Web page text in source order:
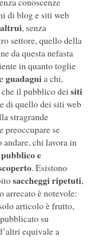
di blog e siti web
, senza
settore, quello della
da questa nefasta
in quanto toglie
guadagnia chi,
che il pubblico dei siti
di quello dei siti web
stragrande
preoccupare se
chi lavora in
pubblico e
. Esistono
saccheggi ripetuti,
arrecato è notevole:
articolo è frutto,
su
equivale a